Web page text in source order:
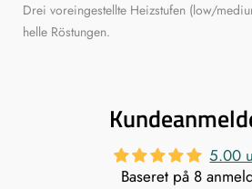
Drei voreingestellte Heizstufen (low/
helle Röstungen.
5.00
Baseret på 8